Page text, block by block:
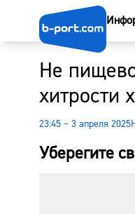
Не
хитрости
23:45 – 3 апреля 2025
Уберегите